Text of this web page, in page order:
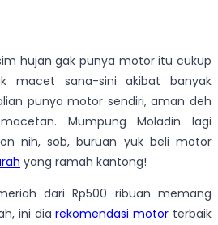
hujan gak punya motor itu cukup
macet sana-sini akibat banyak
punya motor sendiri, aman deh
Mumpung Moladin lagi
nih, sob, buruan yuk beli motor
yang ramah kantong!
dari Rp500 ribuan memang
ini diarekomendasi motor terbaik